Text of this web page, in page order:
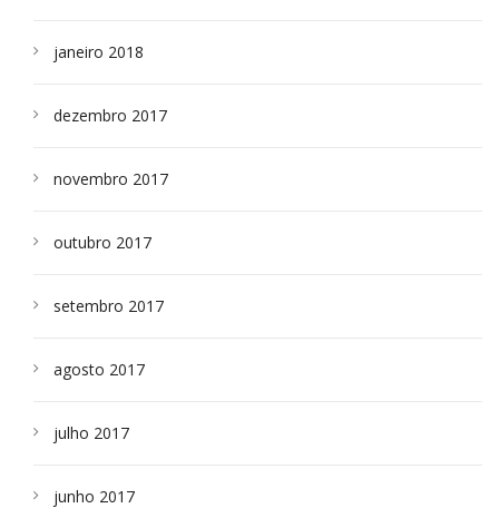
janeiro 2018
dezembro 2017
novembro 2017
outubro 2017
setembro 2017
agosto 2017
julho 2017
junho 2017